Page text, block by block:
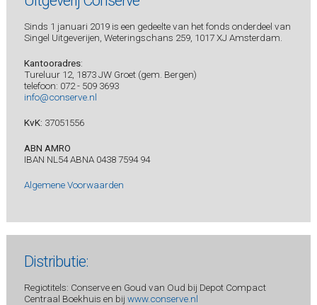
Sinds 1 januari 2019 is een gedeelte van het fonds onderdeel van
Singel Uitgeverijen, Weteringschans 259, 1017 XJ Amsterdam.
Kantooradres:
Tureluur 12, 1873 JW Groet (gem. Bergen)
telefoon: 072 - 509 3693
info@conserve.nl
KvK: 37051556
ABN AMRO
IBAN NL54 ABNA 0438 7594 94
Algemene Voorwaarden
Distributie:
Regiotitels: Conserve en Goud van Oud bij Depot Compact
Centraal Boekhuis en bij www.conserve.nl